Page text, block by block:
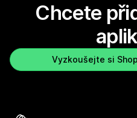
Chcete
Vyzkoušejte si